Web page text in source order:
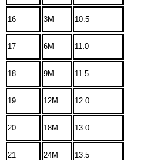
16 3M 10.5
17 6M 11.0
18 9M 11.5
19 12M 12.0
20 18M 13.0
21 24M 13.5